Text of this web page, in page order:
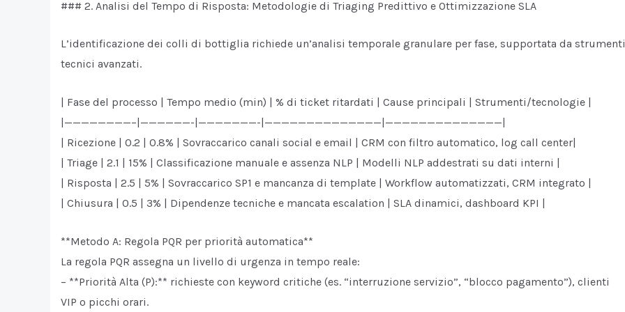
### 2. Analisi del Tempo di Risposta: Metodologie di Triaging Predittivo e Ottimizzazione SLA
L’identificazione dei colli di bottiglia richiede un’analisi temporale granulare per fase, supportata da strumenti
tecnici avanzati.
| Fase del processo | Tempo medio (min) | % di ticket ritardati | Cause principali | Strumenti/tecnologie |
|————————–|——————-|———————-|——————————————|——————————————|
| Ricezione | 0.2 | 0.8% | Sovraccarico canali social e email | CRM con filtro automatico, log call center|
| Triage | 2.1 | 15% | Classificazione manuale e assenza NLP | Modelli NLP addestrati su dati interni |
| Risposta | 2.5 | 5% | Sovraccarico SP1 e mancanza di template | Workflow automatizzati, CRM integrato |
| Chiusura | 0.5 | 3% | Dipendenze tecniche e mancata escalation | SLA dinamici, dashboard KPI |
**Metodo A: Regola PQR per priorità automatica**
La regola PQR assegna un livello di urgenza in tempo reale:
– **Priorità Alta (P):** richieste con keyword critiche (es. “interruzione servizio”, “blocco pagamento”), clienti
VIP o picchi orari.